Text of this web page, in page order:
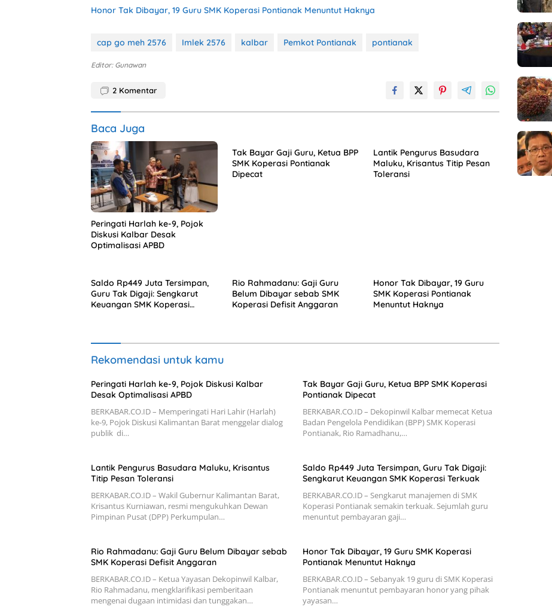
Honor Tak Dibayar, 19 Guru SMK Koperasi Pontianak Menuntut Haknya
cap go meh 2576 Imlek 2576 kalbar Pemkot Pontianak pontianak
Editor: Gunawan
2 Komentar
Baca Juga
Peringati Harlah ke-9, Pojok
Diskusi Kalbar Desak
Optimalisasi APBD
Tak Bayar Gaji Guru, Ketua BPP
SMK Koperasi Pontianak
Dipecat
Lantik Pengurus Basudara
Maluku, Krisantus Titip Pesan
Toleransi
Saldo Rp449 Juta Tersimpan,
Guru Tak Digaji: Sengkarut
Keuangan SMK Koperasi
Rio Rahmadanu: Gaji Guru
Belum Dibayar sebab SMK
Koperasi Defisit Anggaran
Honor Tak Dibayar, 19 Guru
SMK Koperasi Pontianak
Menuntut Haknya
Rekomendasi untuk kamu
Peringati Harlah ke-9, Pojok Diskusi Kalbar
Desak Optimalisasi APBD
BERKABAR.CO.ID – Memperingati Hari Lahir (Harlah)
ke-9, Pojok Diskusi Kalimantan Barat menggelar dialog
publik di…
Tak Bayar Gaji Guru, Ketua BPP SMK Koperasi
Pontianak Dipecat
BERKABAR.CO.ID – Dekopinwil Kalbar memecat Ketua
Badan Pengelola Pendidikan (BPP) SMK Koperasi
Pontianak, Rio Ramadhanu,…
Lantik Pengurus Basudara Maluku, Krisantus
Titip Pesan Toleransi
BERKABAR.CO.ID – Wakil Gubernur Kalimantan Barat,
Krisantus Kurniawan, resmi mengukuhkan Dewan
Pimpinan Pusat (DPP) Perkumpulan…
Saldo Rp449 Juta Tersimpan, Guru Tak Digaji:
Sengkarut Keuangan SMK Koperasi Terkuak
BERKABAR.CO.ID – Sengkarut manajemen di SMK
Koperasi Pontianak semakin terkuak. Sejumlah guru
menuntut pembayaran gaji…
Rio Rahmadanu: Gaji Guru Belum Dibayar sebab
SMK Koperasi Defisit Anggaran
BERKABAR.CO.ID – Ketua Yayasan Dekopinwil Kalbar,
Rio Rahmadanu, mengklarifikasi pemberitaan
mengenai dugaan intimidasi dan tunggakan…
Honor Tak Dibayar, 19 Guru SMK Koperasi
Pontianak Menuntut Haknya
BERKABAR.CO.ID – Sebanyak 19 guru di SMK Koperasi
Pontianak menuntut pembayaran honor yang pihak
yayasan…